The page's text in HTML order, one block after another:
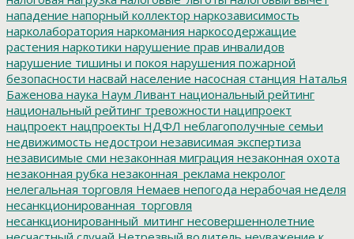
нападение напорный коллектор наркозависимость
нарколаборатория наркомания наркосодержащие
растения наркотики нарушение прав инвалидов
нарушение тишины и покоя нарушения пожарной
безопасности насвай население насосная станция Наталья
Баженова наука Наум Ливант национальный рейтинг
национальный рейтинг тревожности наципроект
нацпроект нацпроекты НДФЛ неблагополучные семьи
недвижимость недострои независимая экспертиза
независимые сми незаконная миграция незаконная охота
незаконная рубка незаконная_реклама некролог
нелегальная торговля Немаев непогода нерабочая неделя
несанкционированная_торговля
несанкционированный_митинг несовершеннолетние